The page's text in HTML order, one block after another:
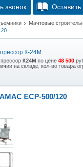
звонок
Мачтовые
К-24М
К24М по цене 48 500
на складе, кол-во товара
приобрести (в наличии на
склад насосов
otoplenie/calpeda-
ECP-500/120